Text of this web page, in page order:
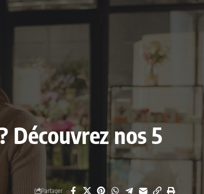
Découvrez nos 5
Partager